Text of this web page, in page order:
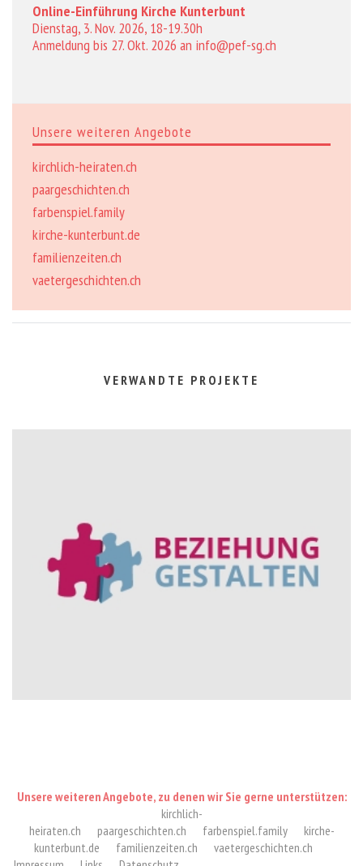
Online-Einführung Kirche Kunterbunt
Dienstag, 3. Nov. 2026, 18-19.30h
Anmeldung bis 27. Okt. 2026 an info@pef-sg.ch
Unsere weiteren Angebote
kirchlich-heiraten.ch
paargeschichten.ch
farbenspiel.family
kirche-kunterbunt.de
familienzeiten.ch
vaetergeschichten.ch
VERWANDTE PROJEKTE
Unsere weiteren Angebote, zu denen wir Sie gerne unterstützen:
kirchlich-
heiraten.ch
paargeschichten.ch farbenspiel.family
kirche-
kunterbunt.de
familienzeiten.ch
vaetergeschichten.ch